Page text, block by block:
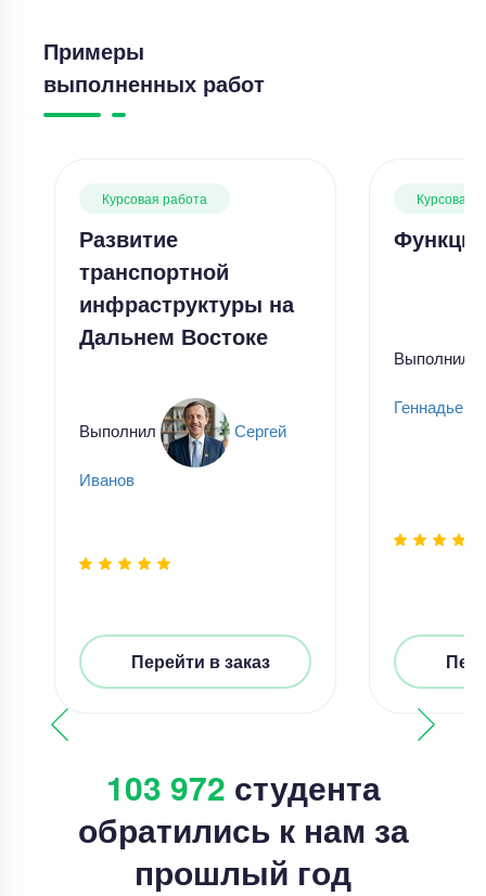
Примеры
выполненных работ
Курсовая работа
Развитие
транспортной
инфраструктуры на
Дальнем Востоке
Выполнил Сергей
Иванов
Перейти в заказ
Курсовая
Выполнил
103 972 студента
обратились к нам за
прошлый год